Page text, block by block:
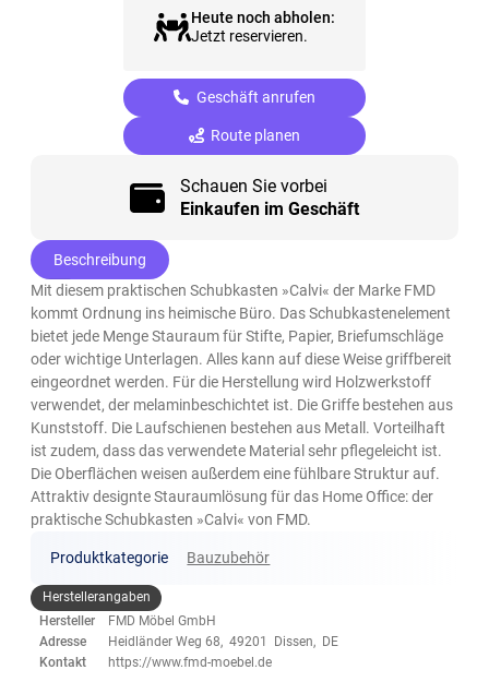
Heute noch abholen:
Jetzt reservieren.
Geschäft anrufen
Route planen
Schauen Sie vorbei
Einkaufen im Geschäft
Beschreibung
Mit diesem praktischen Schubkasten »Calvi« der Marke FMD
kommt Ordnung ins heimische Büro. Das Schubkastenelement
bietet jede Menge Stauraum für Stifte, Papier, Briefumschläge
oder wichtige Unterlagen. Alles kann auf diese Weise griffbereit
eingeordnet werden. Für die Herstellung wird Holzwerkstoff
verwendet, der melaminbeschichtet ist. Die Griffe bestehen aus
Kunststoff. Die Laufschienen bestehen aus Metall. Vorteilhaft
ist zudem, dass das verwendete Material sehr pflegeleicht ist.
Die Oberflächen weisen außerdem eine fühlbare Struktur auf.
Attraktiv designte Stauraumlösung für das Home Office: der
praktische Schubkasten »Calvi« von FMD.
Produktkategorie Bauzubehör
Herstellerangaben
Hersteller
FMD Möbel GmbH
Adresse
Heidländer Weg 68, 49201 Dissen, DE
Kontakt
https://www.fmd-moebel.de